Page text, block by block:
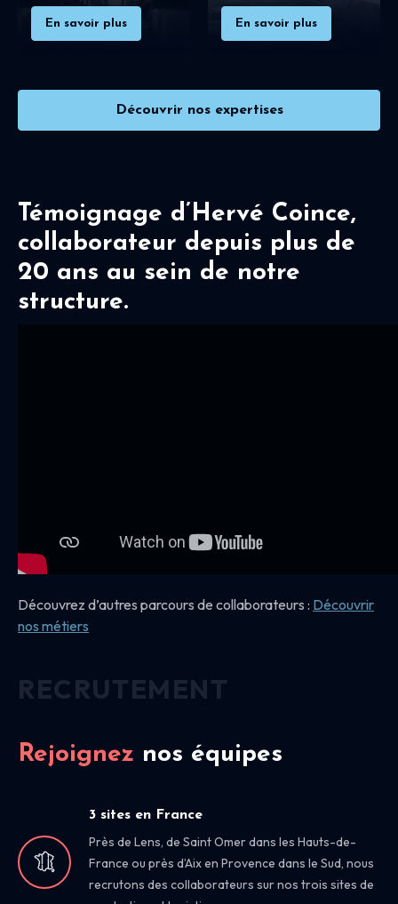
En savoir plus En savoir plus
Découvrir nos expertises
Témoignage d’Hervé Coince,
collaborateur depuis plus de
20 ans au sein de notre
structure.
Découvrez d’autres parcours de collaborateurs : Découvrir
nos métiers
Rejoignez nos équipes
3 sites en France
Près de Lens, de Saint Omer dans les Hauts-de-
France ou près d’Aix en Provence dans le Sud, nous
recrutons des collaborateurs sur nos trois sites de
RECRUTEMENT